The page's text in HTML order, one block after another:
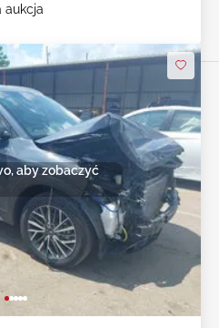
aukcja
aby zobaczyć